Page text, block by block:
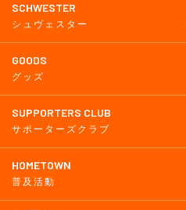
SCHWESTER
シュヴェスター
GOODS
グッズ
SUPPORTERS CLUB
サポーターズクラブ
HOMETOWN
普及活動